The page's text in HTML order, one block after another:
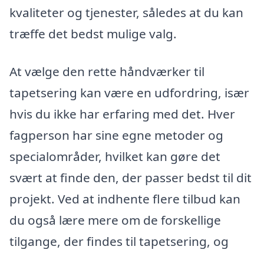
kvaliteter og tjenester, således at du kan
træffe det bedst mulige valg.
At vælge den rette håndværker til
tapetsering kan være en udfordring, især
hvis du ikke har erfaring med det. Hver
fagperson har sine egne metoder og
specialområder, hvilket kan gøre det
svært at finde den, der passer bedst til dit
projekt. Ved at indhente flere tilbud kan
du også lære mere om de forskellige
tilgange, der findes til tapetsering, og